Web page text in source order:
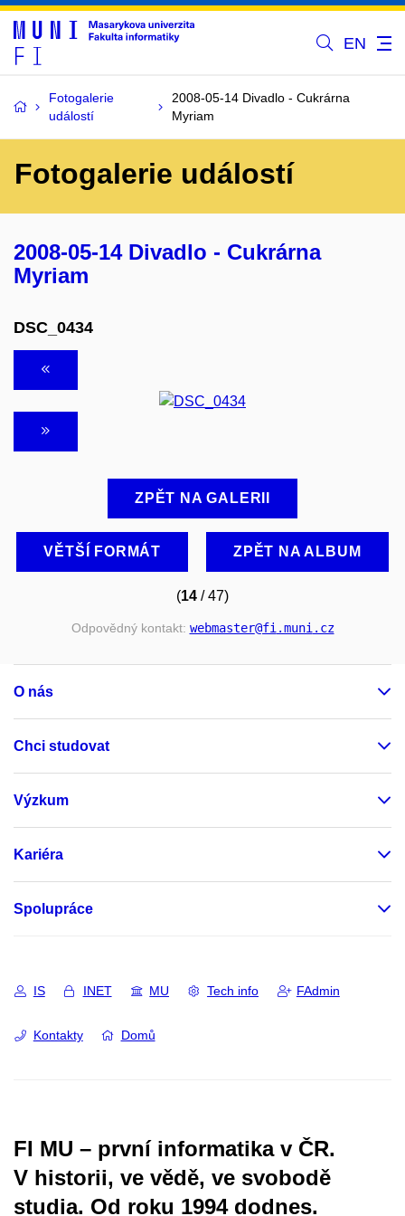
EN
Fotogalerie
událostí
2008-05-14 Divadlo - Cukrárna
Myriam
Fotogalerie událostí
2008-05-14 Divadlo - Cukrárna
Myriam
DSC_0434
ZPĚT NA GALERII
VĚTŠÍ FORMÁT ZPĚT NA ALBUM
(14 / 47)
Odpovědný kontakt: webmaster@fi.muni.cz
O nás
Chci studovat
Výzkum
Kariéra
Spolupráce
IS INET MU Tech info FAdmin
Kontakty Domů
FI MU – první informatika v ČR.
V historii, ve vědě, ve svobodě
studia. Od roku 1994 dodnes.